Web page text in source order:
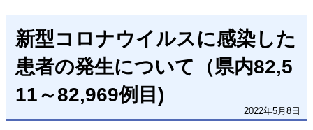
新型コロナウイルスに感染した
患者の発生について（県内82,5
11～82,969例目)
2022年5月8日